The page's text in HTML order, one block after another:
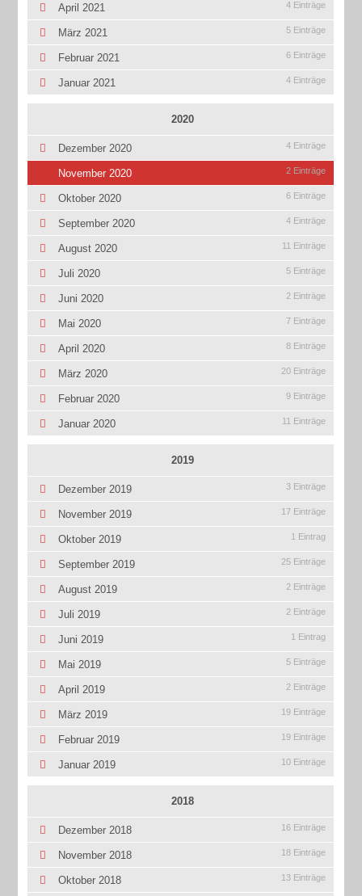
April 2021 4 Einträge
März 2021 5 Einträge
Februar 2021 6 Einträge
Januar 2021 4 Einträge
2020
Dezember 2020 4 Einträge
November 2020 2 Einträge
Oktober 2020 6 Einträge
September 2020 4 Einträge
August 2020 11 Einträge
Juli 2020 5 Einträge
Juni 2020 2 Einträge
Mai 2020 7 Einträge
April 2020 8 Einträge
März 2020 20 Einträge
Februar 2020 9 Einträge
Januar 2020 11 Einträge
2019
Dezember 2019 3 Einträge
November 2019 17 Einträge
Oktober 2019 1 Eintrag
September 2019 25 Einträge
August 2019 2 Einträge
Juli 2019 2 Einträge
Juni 2019 1 Eintrag
Mai 2019 5 Einträge
April 2019 2 Einträge
März 2019 19 Einträge
Februar 2019 19 Einträge
Januar 2019 10 Einträge
2018
Dezember 2018 16 Einträge
November 2018 18 Einträge
Oktober 2018 13 Einträge